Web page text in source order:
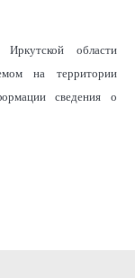
области
на территории
сведения о